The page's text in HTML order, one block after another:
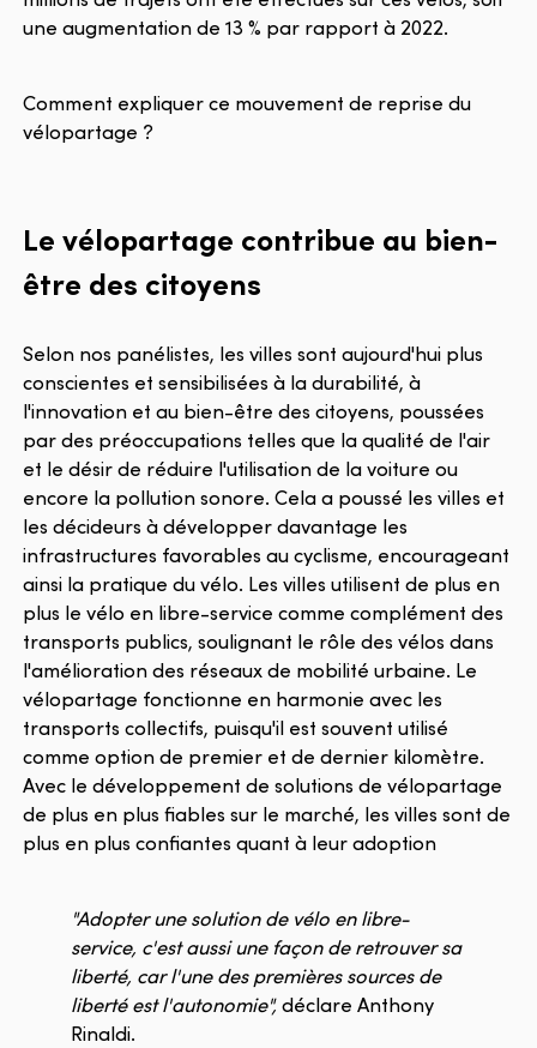
une augmentation de 13 % par rapport à 2022.
Comment expliquer ce mouvement de reprise du
vélopartage ?
Le vélopartage contribue au bien-
être des citoyens
Selon nos panélistes, les villes sont aujourd'hui plus
conscientes et sensibilisées à la durabilité, à
l'innovation et au bien-être des citoyens, poussées
par des préoccupations telles que la qualité de l'air
et le désir de réduire l'utilisation de la voiture ou
encore la pollution sonore. Cela a poussé les villes et
les décideurs à développer davantage les
infrastructures favorables au cyclisme, encourageant
ainsi la pratique du vélo. Les villes utilisent de plus en
plus le vélo en libre-service comme complément des
transports publics, soulignant le rôle des vélos dans
l'amélioration des réseaux de mobilité urbaine. Le
vélopartage fonctionne en harmonie avec les
transports collectifs, puisqu'il est souvent utilisé
comme option de premier et de dernier kilomètre.
Avec le développement de solutions de vélopartage
de plus en plus fiables sur le marché, les villes sont de
plus en plus confiantes quant à leur adoption
"Adopter une solution de vélo en libre-
service, c'est aussi une façon de retrouver sa
liberté, car l'une des premières sources de
liberté est l'autonomie",déclare Anthony
Rinaldi.